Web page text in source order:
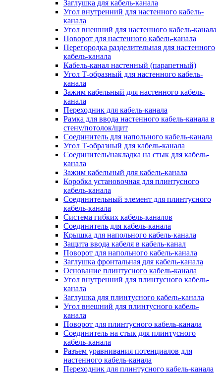
Заглушка для кабель-канала
Угол внутренний для настенного кабель-
канала
Угол внешний для настенного кабель-канала
Поворот для настенного кабель-канала
Перегородка разделительная для настенного
кабель-канала
Кабель-канал настенный (парапетный)
Угол Т-образный для настенного кабель-
канала
Зажим кабельный для настенного кабель-
канала
Переходник для кабель-канала
Рамка для ввода настенного кабель-канала в
стену/потолок/щит
Соединитель для напольного кабель-канала
Угол Т-образный для кабель-канала
Соединитель/накладка на стык для кабель-
канала
Зажим кабельный для кабель-канала
Коробка установочная для плинтусного
кабель-канала
Соединительный элемент для плинтусного
кабель-канала
Система гибких кабель-каналов
Соединитель для кабель-канала
Крышка для напольного кабель-канала
Защита ввода кабеля в кабель-канал
Поворот для напольного кабель-канала
Заглушка фронтальная для кабель-канала
Основание плинтусного кабель-канала
Угол внутренний для плинтусного кабель-
канала
Заглушка для плинтусного кабель-канала
Угол внешний для плинтусного кабель-
канала
Поворот для плинтусного кабель-канала
Соединитель на стык для плинтусного
кабель-канала
Разъем уравнивания потенциалов для
настенного кабель-канала
Переходник для плинтусного кабель-канала